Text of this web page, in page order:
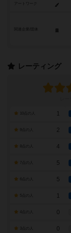
アートワーク
レーティング
1
2
4
7点の人 5
5
1
0
0